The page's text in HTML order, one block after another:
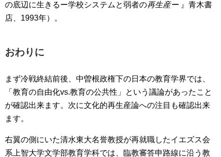
の底辺に生きるー学校システムと弱者の再生産ー』青木書
店、1993年）。
おわりに
まず冷戦終結前後、中曽根政権下の日本の教育学界では、
「教育の自由化vs.教育の公共性」という議論があったこと
が確認出来ます。次に文化的再生産論への注目も確認出来
ます。
右翼の側にいた清水東大名誉教授が再就職したイエズス会
系上智大学文学部教育学科では、臨教審答申路線に沿う教